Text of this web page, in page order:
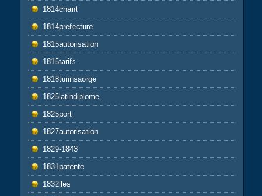
1814chant
1814prefecture
1815autorisation
1815tarifs
1818turinsaorge
1825latindiplome
1825port
1827autorisation
1829-1843
1831patente
1832iles